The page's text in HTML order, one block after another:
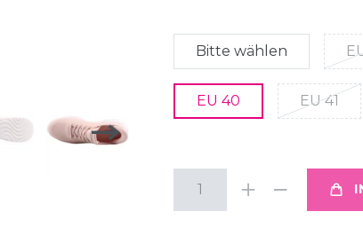
Bitte wählen
EU 40 EU 41